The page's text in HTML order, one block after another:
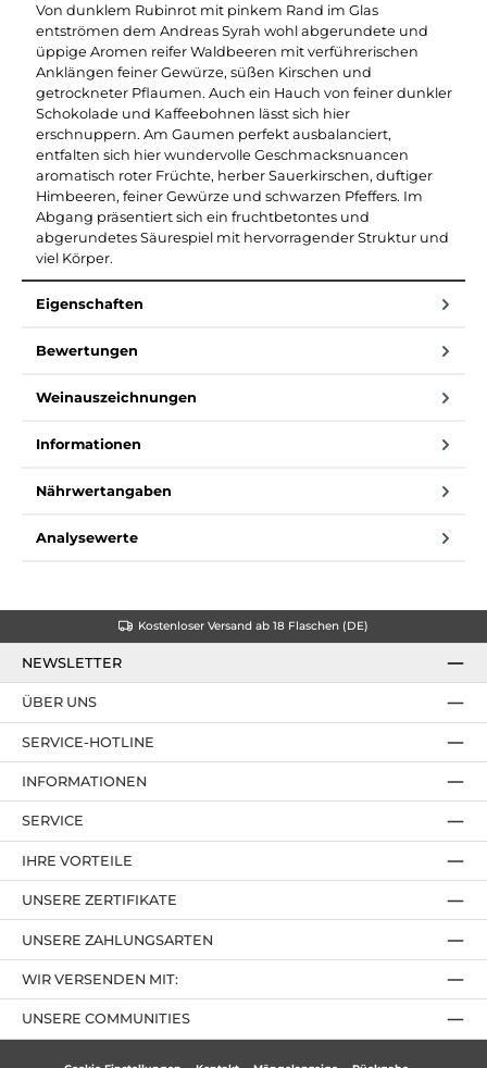
Von dunklem Rubinrot mit pinkem Rand im Glas
entströmen dem Andreas Syrah wohl abgerundete und
üppige Aromen reifer Waldbeeren mit verführerischen
Anklängen feiner Gewürze, süßen Kirschen und
getrockneter Pflaumen. Auch ein Hauch von feiner dunkler
Schokolade und Kaffeebohnen lässt sich hier
erschnuppern. Am Gaumen perfekt ausbalanciert,
entfalten sich hier wundervolle Geschmacksnuancen
aromatisch roter Früchte, herber Sauerkirschen, duftiger
Himbeeren, feiner Gewürze und schwarzen Pfeffers. Im
Abgang präsentiert sich ein fruchtbetontes und
abgerundetes Säurespiel mit hervorragender Struktur und
viel Körper.
Eigenschaften
Bewertungen
Weinauszeichnungen
Informationen
Nährwertangaben
Analysewerte
Kostenloser Versand ab 18 Flaschen (DE)
NEWSLETTER
SERVICE-HOTLINE
IHRE VORTEILE
UNSERE ZAHLUNGSARTEN
ÜBER UNS
UNSERE ZERTIFIKATE
INFORMATIONEN
SERVICE
UNSERE COMMUNITIES
WIR VERSENDEN MIT: